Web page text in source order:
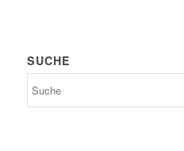
SUCHE